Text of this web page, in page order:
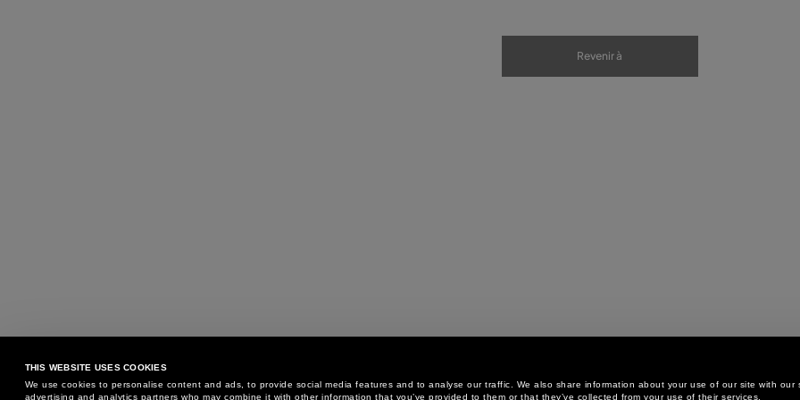
THIS WEBSITE USES COOKIES
We use cookies to personalise content and ads, to provide social media features and to analyse our traffic. We also share information about your use of our site with our
advertising and analytics partners who may combine it with other information that you’ve provided to them or that they’ve collected from your use of their services.
Revenir à